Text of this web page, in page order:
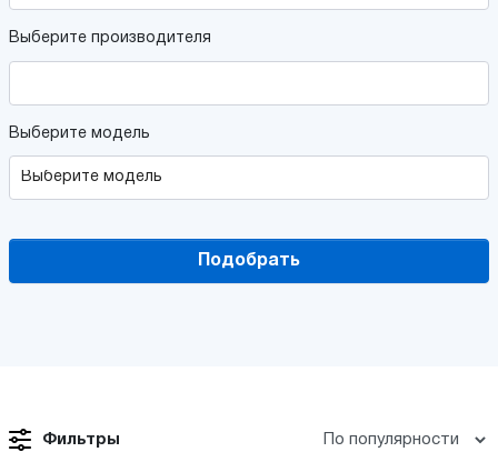
Выберите производителя
Выберите модель
Подобрать
Фильтры